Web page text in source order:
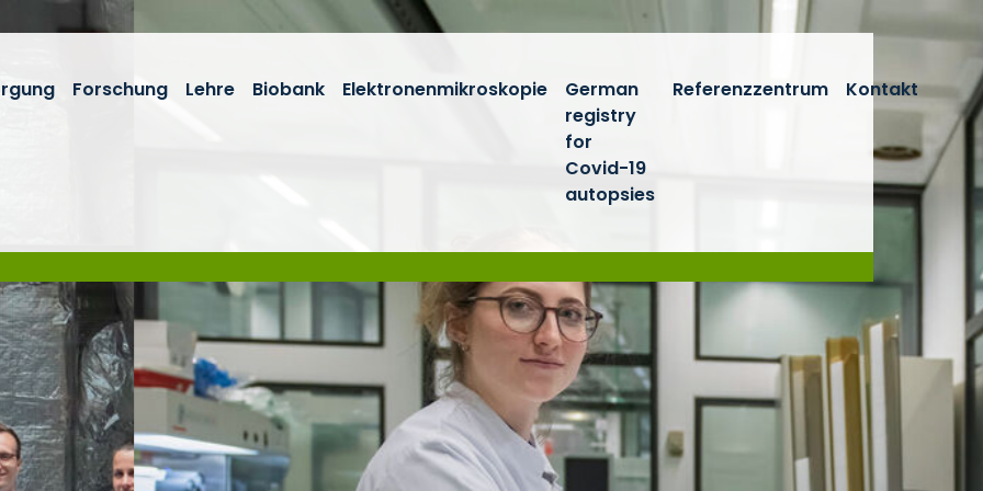
Forschung Lehre Biobank Elektronenmikroskopie
German
registry
for
Covid-19
autopsies
Referenzzentrum Kontakt